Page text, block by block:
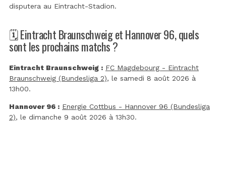
disputera au Eintracht-Stadion.
🗓️ Eintracht Braunschweig et Hannover 96, quels
sont les prochains matchs ?
Eintracht Braunschweig : FC Magdebourg - Eintracht
Braunschweig (Bundesliga 2), le samedi 8 août 2026 à
13h00.
Hannover 96 : Energie Cottbus - Hannover 96 (Bundesliga
2), le dimanche 9 août 2026 à 13h30.